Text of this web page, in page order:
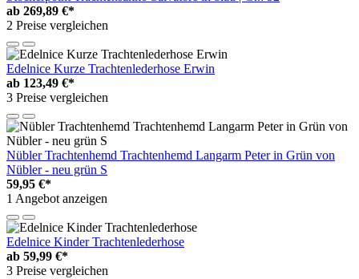
ab 269,89 €*
2 Preise vergleichen
Edelnice Kurze Trachtenlederhose Erwin
ab 123,49 €*
3 Preise vergleichen
Nübler Trachtenhemd Trachtenhemd Langarm Peter in Grün von
Nübler - neu grün S
59,95 €*
1 Angebot anzeigen
Edelnice Kinder Trachtenlederhose
ab 59,99 €*
3 Preise vergleichen